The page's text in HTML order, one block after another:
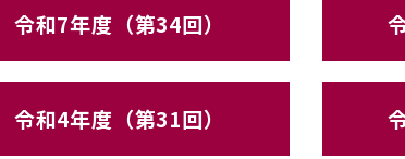
令和7年度（第34回）
令和4年度（第31回）